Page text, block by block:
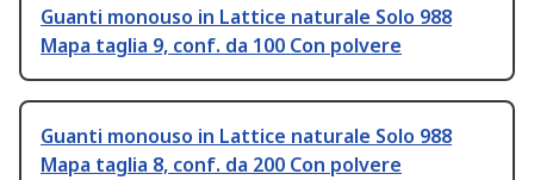
Guanti monouso in Lattice naturale Solo 988
Mapa taglia 9, conf. da 100 Con polvere
Guanti monouso in Lattice naturale Solo 988
Mapa taglia 8, conf. da 200 Con polvere